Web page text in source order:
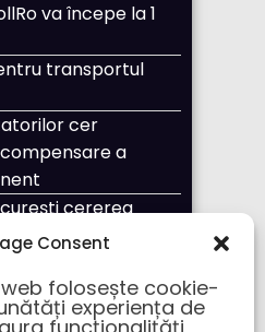
Consent
folosește cookie-
experiența de
va începe la 1
transportul
cer
a
cererea
parteneriatul